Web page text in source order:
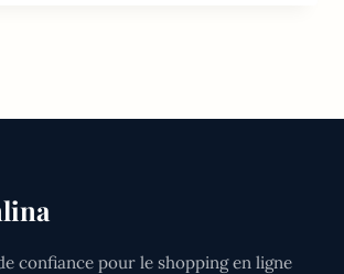
2026
confiance pour le shopping en ligne